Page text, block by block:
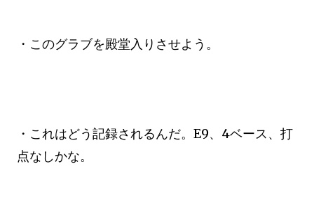
・このグラブを殿堂入りさせよう。
・これはどう記録されるんだ。E9、4ベース、打
点なしかな。